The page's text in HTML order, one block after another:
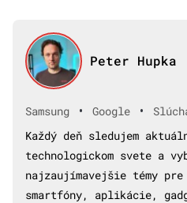
Peter Hupka
Samsung • Google •
Každý deň sledujem
technologickom svete a
najzaujímavejšie témy pre
smartfóny, aplikácie,